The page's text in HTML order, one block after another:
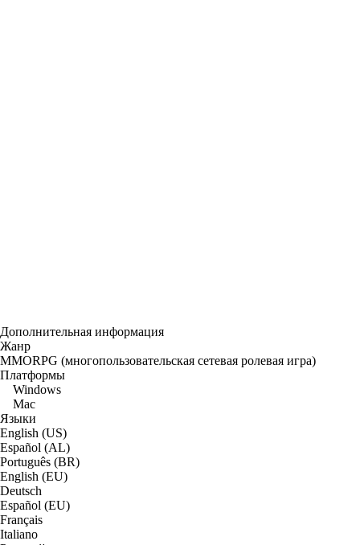
Дополнительная информация
Жанр
MMORPG (многопользовательская сетевая ролевая игра)
Платформы
Windows
Mac
Языки
English (US)
Español (AL)
Português (BR)
English (EU)
Deutsch
Español (EU)
Français
Italiano